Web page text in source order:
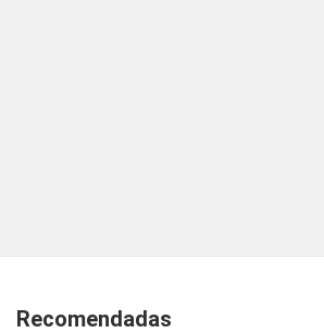
Recomendadas